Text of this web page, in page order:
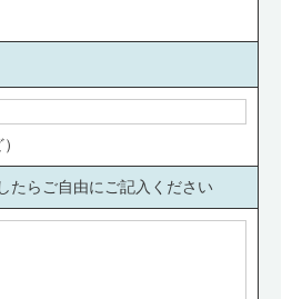
たらご自由にご記入ください